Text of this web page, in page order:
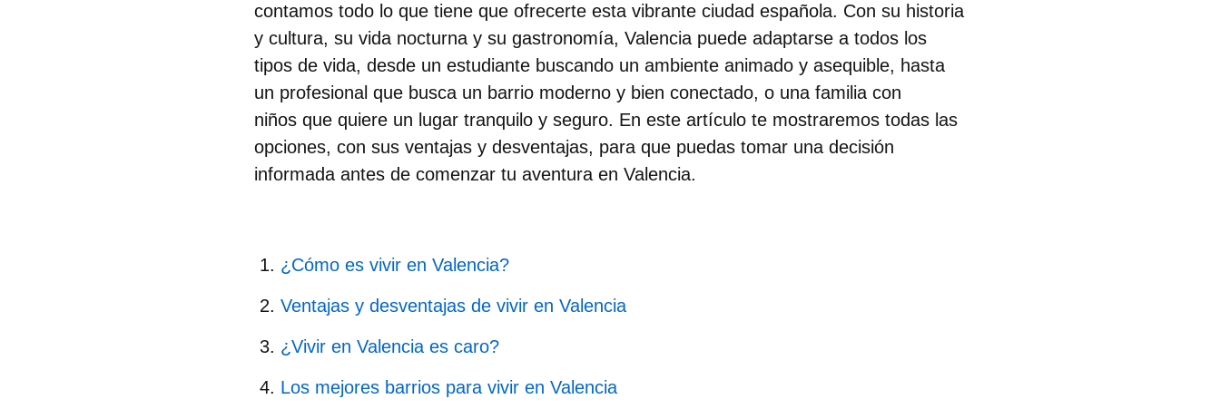
contamos todo lo que tiene que ofrecerte esta vibrante ciudad española. Con su historia
y cultura, su vida nocturna y su gastronomía, Valencia puede adaptarse a todos los
tipos de vida, desde un estudiante buscando un ambiente animado y asequible, hasta
un profesional que busca un barrio moderno y bien conectado, o una familia con
niños que quiere un lugar tranquilo y seguro. En este artículo te mostraremos todas las
opciones, con sus ventajas y desventajas, para que puedas tomar una decisión
informada antes de comenzar tu aventura en Valencia.
¿Cómo es vivir en Valencia?
Ventajas y desventajas de vivir en Valencia
¿Vivir en Valencia es caro?
Los mejores barrios para vivir en Valencia